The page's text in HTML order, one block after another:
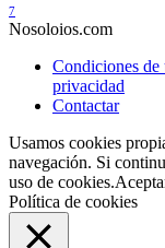
7
Nosoloios.com
Condiciones
privacidad
Contactar
Usamos cookies
navegación. Si
uso de cookies.
Política de cookies